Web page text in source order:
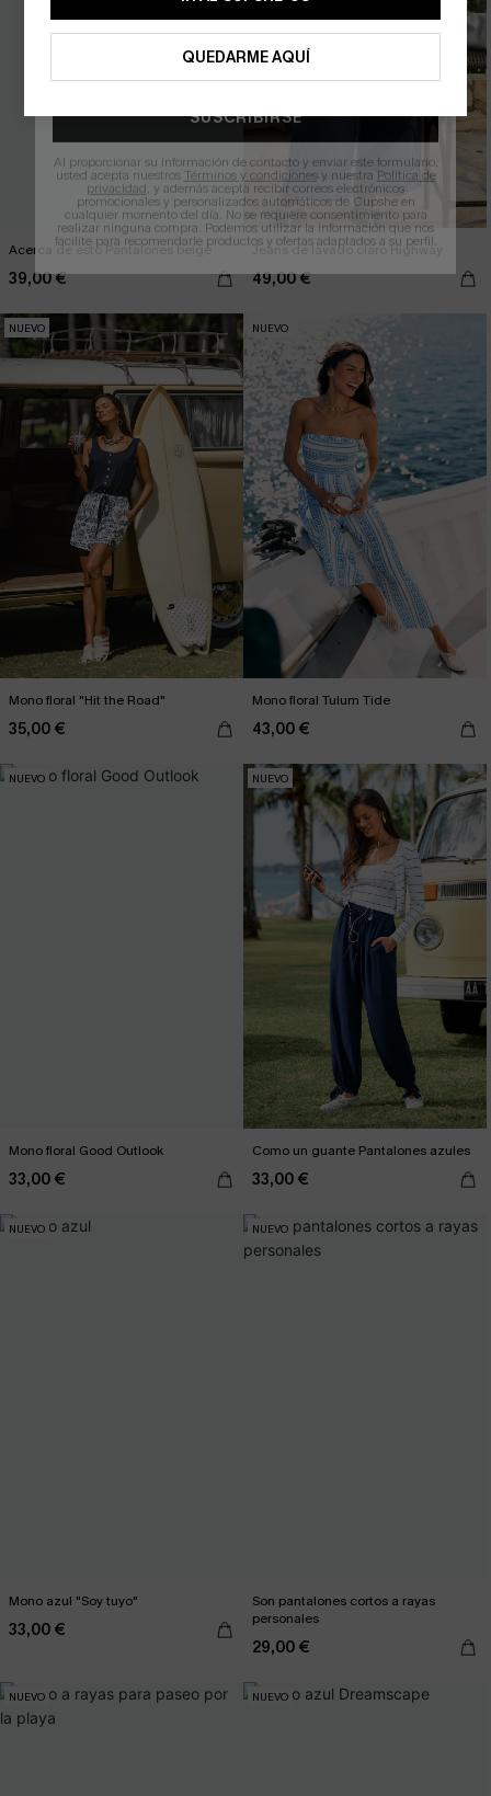
Acerca de esto Pantalones beige
39,00 €
Jeans de lavado claro Highway
49,00 €
NUEVO
Mono floral "Hit the Road"
35,00 €
NUEVO
Mono floral Tulum Tide
43,00 €
NUEVO
Mono floral Good Outlook
33,00 €
NUEVO
Como un guante Pantalones azules
33,00 €
NUEVO
Mono azul "Soy tuyo"
33,00 €
NUEVO
Son pantalones cortos a rayas
personales
29,00 €
NUEVO NUEVO
QUEDARME AQUÍ
SUSCRIBIRSE
Al proporcionar su información de contacto y enviar este formulario,
usted acepta nuestros Términos y condicionesy nuestra Política de
privacidad, y además acepta recibir correos electrónicos
promocionales y personalizados automáticos de Cupshe en
cualquier momento del día. No se requiere consentimiento para
realizar ninguna compra. Podemos utilizar la información que nos
facilite para recomendarle productos y ofertas adaptados a su perfil.